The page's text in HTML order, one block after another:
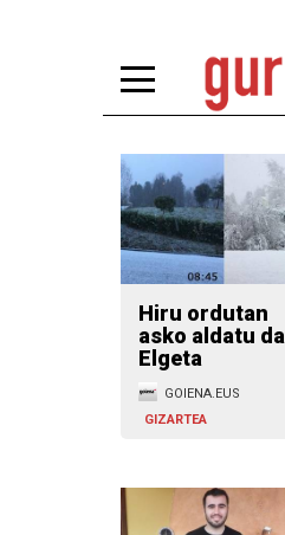
Hiru ordutan
asko aldatu da
Elgeta
GOIENA.EUS
GIZARTEA